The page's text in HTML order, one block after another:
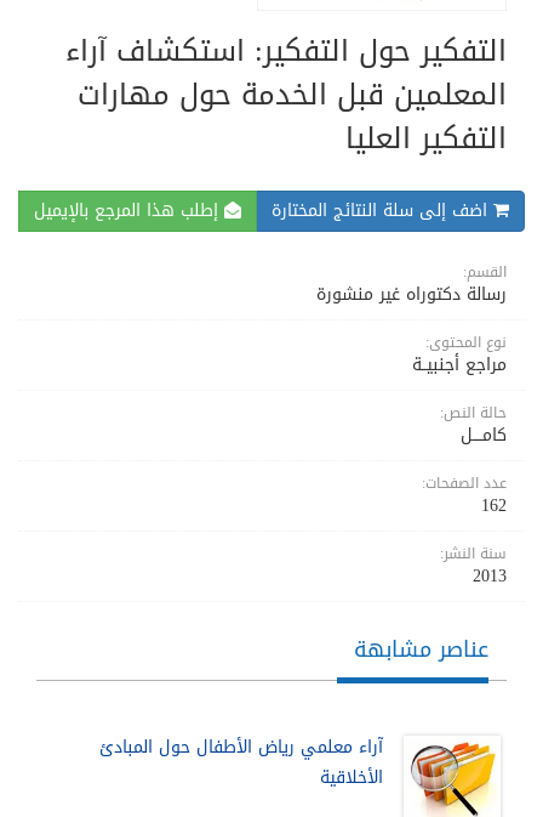
التفكير حول التفكير: استكشاف آراء
المعلمين قبل الخدمة حول مهارات
التفكير العليا
اضف إلى سلة النتائج المختارة إطلب هذا المرجع بالإيميل
القسم:
رسالة دكتوراه غير منشورة
نوع المحتوى:
مراجع أجنبيــة
حالة النص:
كامــــل
عدد الصفحات:
162
سنة النشر:
2013
عناصر مشابهة
آراء معلمي رياض الأطفال حول المبادئ
الأخلاقية